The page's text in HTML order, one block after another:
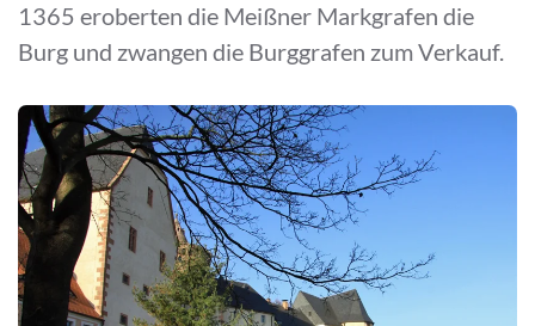
1365 eroberten die Meißner Markgrafen die
Burg und zwangen die Burggrafen zum Verkauf.